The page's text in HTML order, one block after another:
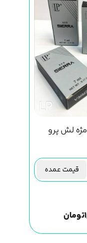
لش پرو
قیمت عمده
تومان